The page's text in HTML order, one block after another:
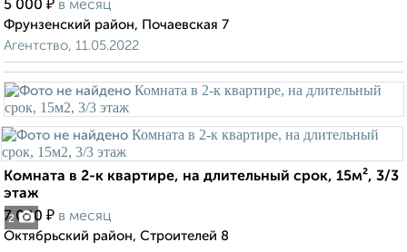
5 000 ₽ в месяц
Фрунзенский район, Почаевская 7
Агентство, 11.05.2022
2
Комната в 2-к квартире, на длительный срок, 15м², 3/3
этаж
7 000 ₽ в месяц
Октябрьский район, Строителей 8